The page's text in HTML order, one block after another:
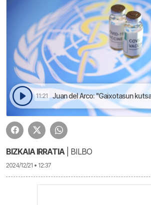
11:21 Juan del Arco: "Gaixotasun kutsakorrei aurre egiteko, osasunaren eskubidea
BIZKAIA IRRATIA| BILBO
2024/12/21 • 12:37